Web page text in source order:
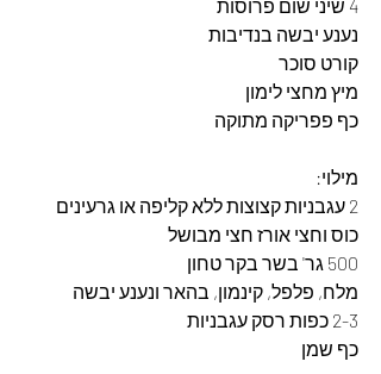
4 שיני שום פרוסות
נענע יבשה בנדיבות
קורט סוכר
מיץ מחצי לימון
כף פפריקה מתוקה
מילוי:
2 עגבניות קצוצות ללא קליפה או גרעינים
כוס וחצי אורז חצי מבושל
500 גר' בשר בקר טחון
מלח, פלפל, קינמון, בהאר ונענע יבשה
2-3 כפות רסק עגבניות
כף שמן